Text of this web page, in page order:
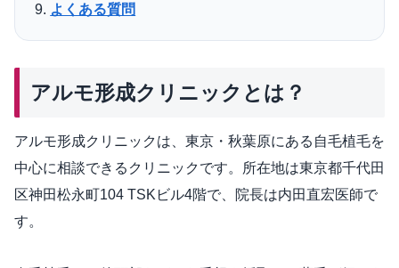
よくある質問
アルモ形成クリニックとは？
アルモ形成クリニックは、東京・秋葉原にある自毛植毛を
中心に相談できるクリニックです。所在地は東京都千代田
区神田松永町104 TSKビル4階で、院長は内田直宏医師で
す。